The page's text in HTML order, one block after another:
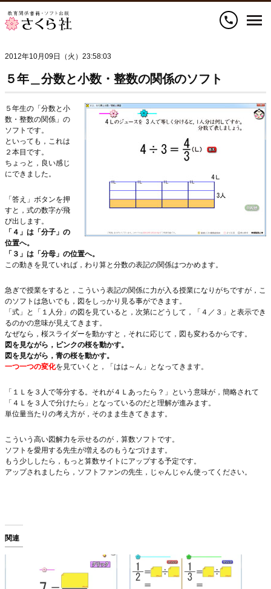
call
2012年10月09日（火）23:58:03
５年＿分数と小数・整数の関係のソフト
５年生の「分数と小
数・整数の関係」の
ソフトです。
といっても，これは
２本目です。
ちょっと，良い感じ
にできました。
「答え」ボタンを押
すと，式の数字が飛
び出します。
「４」は「分子」の
位置へ。
「３」は「分母」の位置へ。
この動きを見ていれば，わり算と分数の表記の関係はつかめます。
急ぎで授業をすると，こういう表記の関係に力が入る授業になりがちですが，こ
のソフトは急いでも，図をしっかり見る事ができます。
「式」と「１人分」の図を見ていると，次第にどうして，「４／３」と表示でき
るのかの意味が見えてきます。
なぜなら，桜スライダーを動かすと，それに応じて，図も変わるからです。
図を見ながら，ピンクの桜を動かす。
図を見ながら，青の桜を動かす。
一つ一つの変化を見ていくと，「はは～ん」となってきます。
「１Ｌを３人で等分する。それが４Ｌあったら？」という意味が，簡略されて
「４Ｌを３人で分けたら」となっているのだと理解が進みます。
単位量当たりの考え方が，そのまま生きてきます。
こういう高い図解力を示せるのが，算数ソフトです。
ソフトを愛用する先生が増えるのもうなづけます。
もう少ししたら，もっと算数サイトにアップする予定です。
アップされましたら，ソフトファンの先生，じゃんじゃん使ってください。
関連